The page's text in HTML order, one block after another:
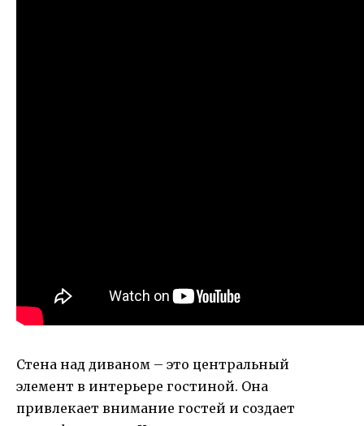
Стена над диваном – это центральный
элемент в интерьере гостиной. Она
привлекает внимание гостей и создает